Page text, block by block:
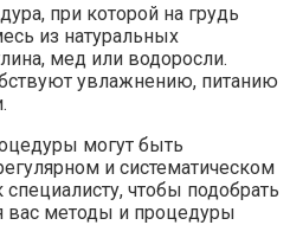
при которой на грудь
из натуральных
мед или водоросли.
увлажнению, питанию
могут быть
и систематическом
чтобы подобрать
вас методы и процедуры